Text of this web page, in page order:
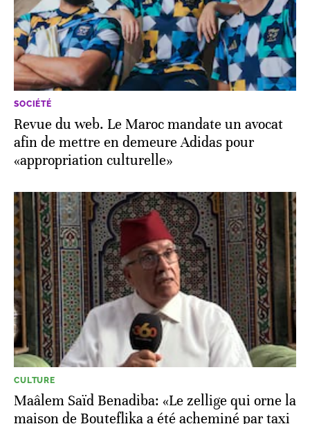
SOCIÉTÉ
Revue du web. Le Maroc mandate un avocat
afin de mettre en demeure Adidas pour
«appropriation culturelle»
CULTURE
Maâlem Saïd Benadiba: «Le zellige qui orne la
maison de Bouteflika a été acheminé par taxi